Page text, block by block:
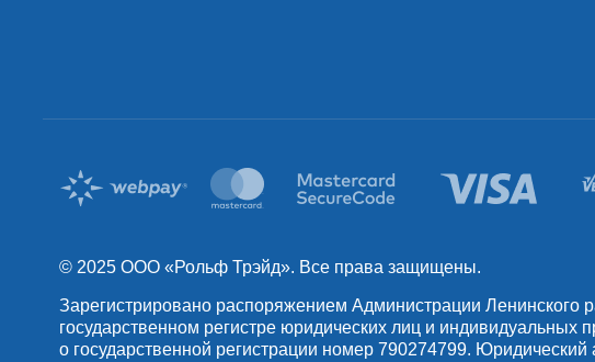
© 2025 OOO «Рольф Трэйд». Все права защищены.
Зарегистрировано распоряжением Администрации Ленинского
государственном регистре юридических лиц и индивидуальных
о государственной регистрации номер 790274799. Юридический